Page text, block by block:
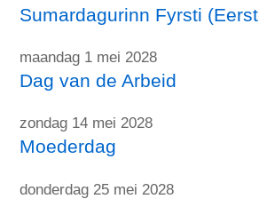
Sumardagurinn Fyrsti
maandag 1 mei 2028
Dag van de Arbeid
zondag 14 mei 2028
Moederdag
donderdag 25 mei 2028